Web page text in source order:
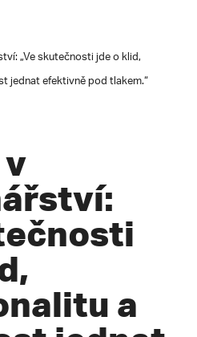
„Ve skutečnosti jde o klid,
jednat efektivně pod tlakem.“
a